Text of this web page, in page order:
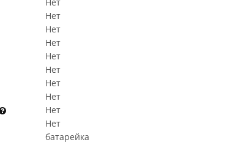
Нет
Нет
Нет
Нет
Нет
Нет
Нет
Нет
Нет
батарейка